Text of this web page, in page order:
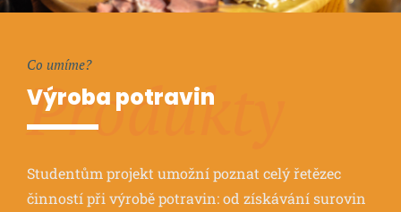
Produkty
Co umíme?
Výroba potravin
Studentům projekt umožní poznat celý řetězec
činností při výrobě potravin: od získávání surovin